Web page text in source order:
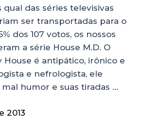
qual das séries televisivas
ser transportadas para o
dos 107 votos, os nossos
a série House M.D. O
é antipático, irônico e
e nefrologista, ele
humor e suas tiradas …
2013